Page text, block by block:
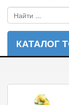
КАТАЛОГ